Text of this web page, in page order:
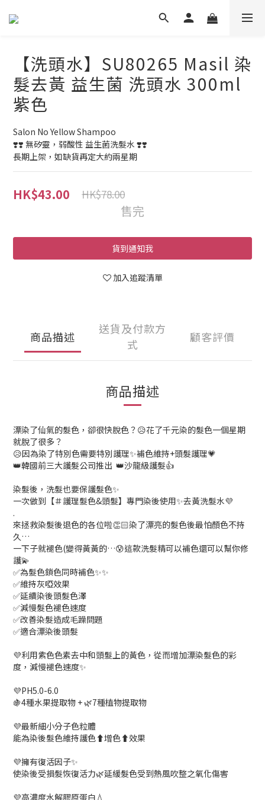
【洗頭水】SU80265 Masil 染
髮去黃 益生菌 洗頭水 300ml
紫色
Salon No Yellow Shampoo
❣️❣️ 無矽靈，弱酸性 益生菌洗髮水 ❣️❣️
長期上架，如缺貨再定大約兩星期
HK$43.00 HK$78.00
售完
貨到通知我
加入追蹤清單
商品描述
送貨及付款方
式
顧客評價
商品描述
漂染了仙氣的髮色，卻很快脫色？😥花了千元染的髮色一個星期
就脫了很多？
😥因為染了特別色需要特別護理✨補色維持+頭髮護理💗
👑韓國前三大護髮公司推出 👑沙龍級護髮👍
染髮後，洗髮也要保護髮色✨
一次做到【＃護理髮色&頭髮】專門染後使用✨去黃洗髮水💜
.
來拯救染髮後退色的各位啦👏🏻染了漂亮的髮色後最怕顏色不持
久…
一下子就褪色(變得黃黃的…😰這款洗髮精可以補色還可以幫你修
護💫
✅為髮色鎖色同時補色✨✨
✅維持灰啞效果
✅延續染後頭髮色澤
✅減慢髮色褪色速度
✅改善染髮造成毛躁問題
✅適合漂染後頭髮
💜利用紫色色素去中和頭髮上的黃色，從而增加漂染髮色的彩
度，減慢褪色速度✨
💜PH5.0-6.0
🍇4種水果提取物 + 🌿7種植物提取物
💜最新細小分子色粒體
能為染後髮色維持護色⬆️增色⬆️效果
💜擁有復活因子✨
使染後受損髮恢復活力🌿延緩髮色受到熱風吹整之氧化傷害
💜高濃度水解膠原蛋白💧